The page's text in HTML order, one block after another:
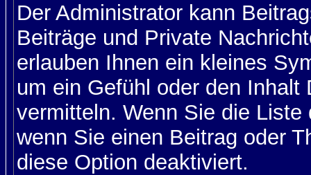
Der Administrator kann
Beiträge und Private
erlauben Ihnen ein kleines
um ein Gefühl oder den
vermitteln. Wenn Sie die
wenn Sie einen Beitrag oder
diese Option deaktiviert.